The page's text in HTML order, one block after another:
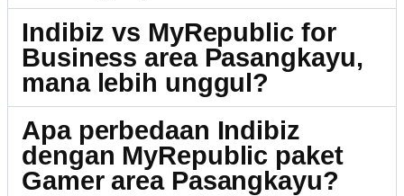
Indibiz vs MyRepublic for
Business area Pasangkayu,
mana lebih unggul?
Apa perbedaan Indibiz
dengan MyRepublic paket
Gamer area Pasangkayu?